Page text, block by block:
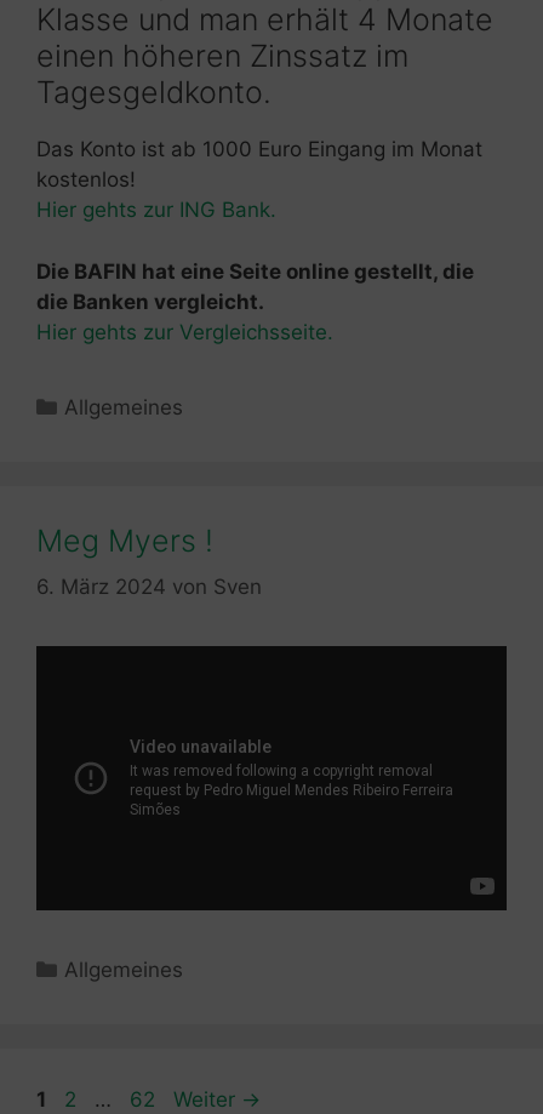
Klasse und man erhält 4 Monate
einen höheren Zinssatz im
Tagesgeldkonto.
Das Konto ist ab 1000 Euro Eingang im Monat
kostenlos!
Hier gehts zur ING Bank.
Die BAFIN hat eine Seite online gestellt, die
die Banken vergleicht.
Hier gehts zur Vergleichsseite.
Kategorien
Allgemeines
Meg Myers !
6. März 2024 von Sven
Kategorien
Allgemeines
Seite
1 Seite
2 … Seite
62 Weiter →